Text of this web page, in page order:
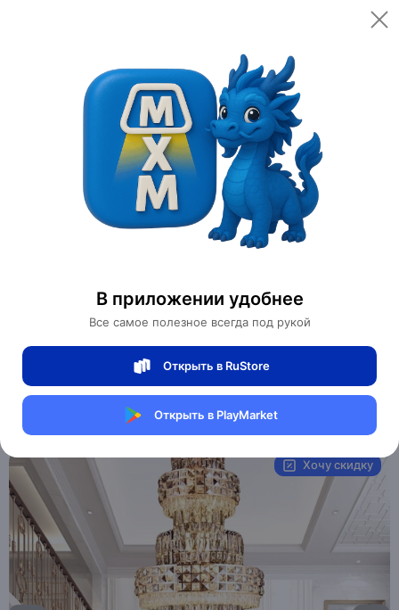
В приложении удобнее
Все самое полезное всегда под рукой
Открыть в RuStore
Открыть в PlayMarket
Открыть
Категории Светильники
Люстры
PADDY 150*230 металл, E14.
Магазин Table lamps
MAI__HE_MAI_PADDY
Хочу скидку